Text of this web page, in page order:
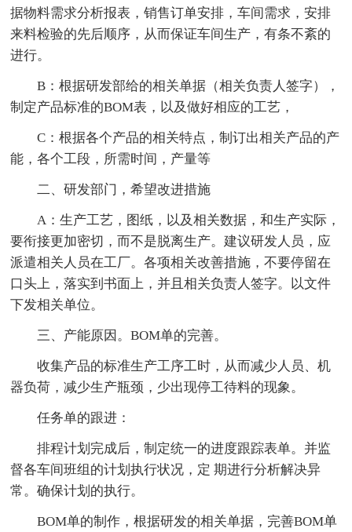
据物料需求分析报表，销售订单安排，车间需求，安排
来料检验的先后顺序，从而保证车间生产，有条不紊的
进行。
B：根据研发部给的相关单据（相关负责人签字），
制定产品标准的BOM表，以及做好相应的工艺，
C：根据各个产品的相关特点，制订出相关产品的产
能，各个工段，所需时间，产量等
二、研发部门，希望改进措施
A：生产工艺，图纸，以及相关数据，和生产实际，
要衔接更加密切，而不是脱离生产。建议研发人员，应
派遣相关人员在工厂。各项相关改善措施，不要停留在
口头上，落实到书面上，并且相关负责人签字。以文件
下发相关单位。
三、产能原因。BOM单的完善。
收集产品的标准生产工序工时，从而减少人员、机
器负荷，减少生产瓶颈，少出现停工待料的现象。
任务单的跟进：
排程计划完成后，制定统一的进度跟踪表单。并监
督各车间班组的计划执行状况，定 期进行分析解决异
常。确保计划的执行。
BOM单的制作，根据研发的相关单据，完善BOM单